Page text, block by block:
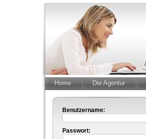
Home Die Agentur
Benutzername:
Passwort: